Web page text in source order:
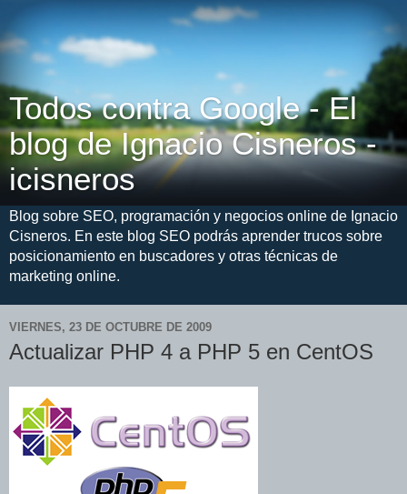
Todos contra Google - El
blog de Ignacio Cisneros -
icisneros
Blog sobre SEO, programación y negocios online de Ignacio
Cisneros. En este blog SEO podrás aprender trucos sobre
posicionamiento en buscadores y otras técnicas de
marketing online.
VIERNES, 23 DE OCTUBRE DE 2009
Actualizar PHP 4 a PHP 5 en CentOS